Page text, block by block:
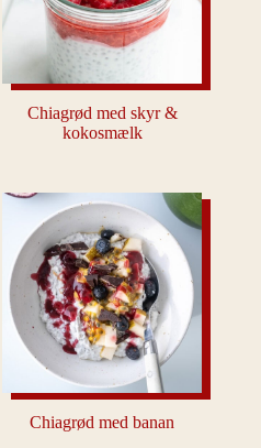
Chiagrød med skyr &
kokosmælk
Chiagrød med banan